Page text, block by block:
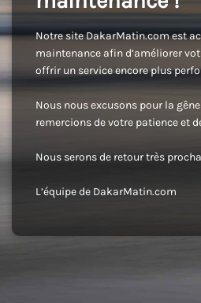
Notre site DakarMatin.com est
maintenance afin d’améliorer
offrir un service encore plus
Nous nous excusons pour la
remercions de votre patience et
Nous serons de retour très
L’équipe de DakarMatin.com